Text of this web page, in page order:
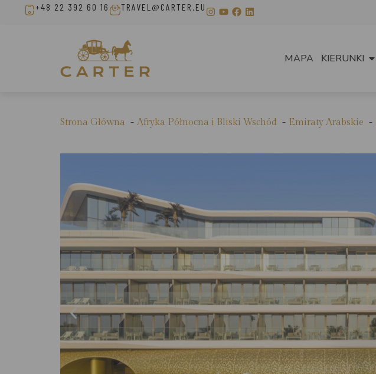
+48 22 392 60 16 TRAVEL@CARTER.EU
MAPA KIERUNKI
Strona Główna Afryka Północna i Bliski Wschód Emiraty Arabskie